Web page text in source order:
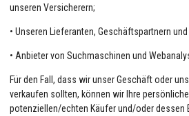
unseren Versicherern;
• Unseren Lieferanten, Geschäftspartnern
• Anbieter von Suchmaschinen und
Für den Fall, dass wir unser Geschäft oder
verkaufen sollten, können wir Ihre
potenziellen/echten Käufer und/oder dessen